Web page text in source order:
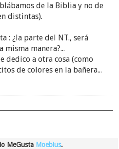
de la Biblia y no de
distintas).
: ¿la parte del NT., será
misma manera?...
dedico a otra cosa (como
de colores en la bañera...
MeGusta Moebius.